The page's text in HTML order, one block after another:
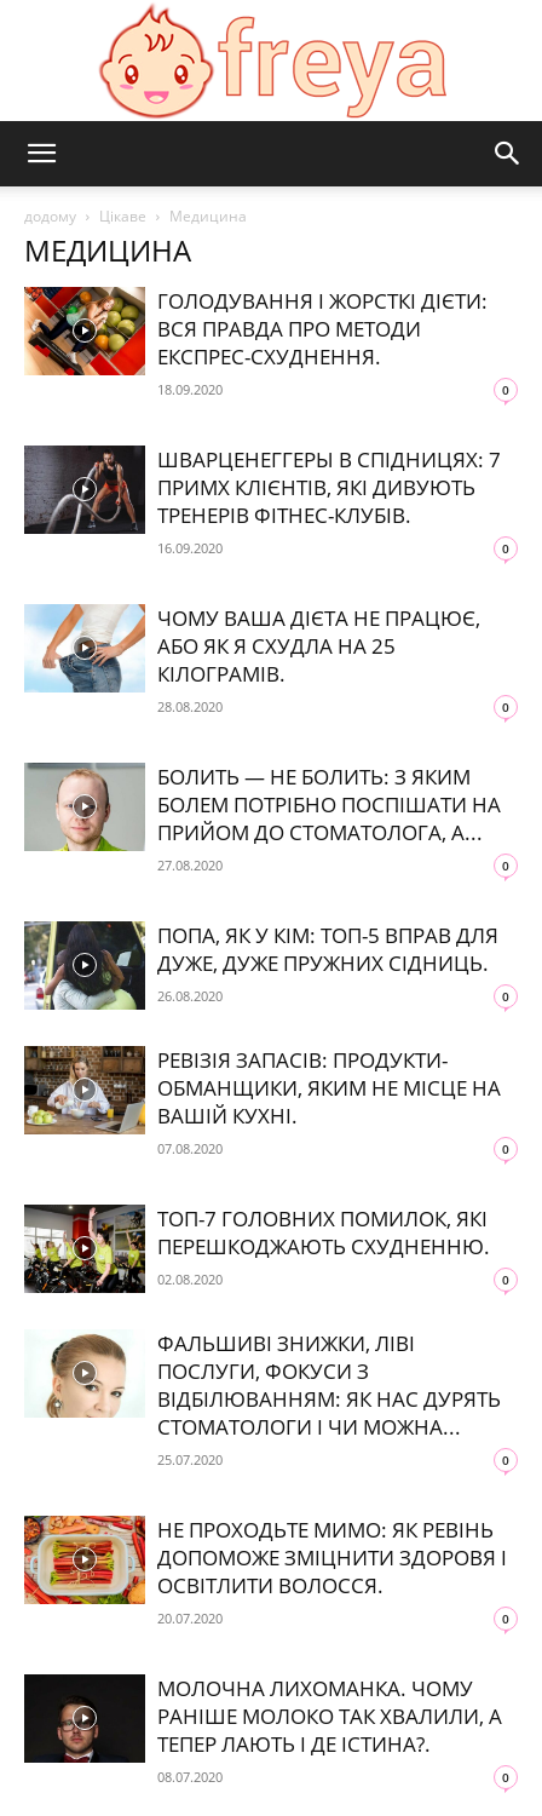
додому Цікаве Медицина
МЕДИЦИНА
ГОЛОДУВАННЯ І ЖОРСТКІ ДІЄТИ:
ВСЯ ПРАВДА ПРО МЕТОДИ
ЕКСПРЕС-СХУДНЕННЯ.
18.09.2020 0
ШВАРЦЕНЕГГЕРЫ В СПІДНИЦЯХ: 7
ПРИМХ КЛІЄНТІВ, ЯКІ ДИВУЮТЬ
ТРЕНЕРІВ ФІТНЕС-КЛУБІВ.
16.09.2020 0
ЧОМУ ВАША ДІЄТА НЕ ПРАЦЮЄ,
АБО ЯК Я СХУДЛА НА 25
КІЛОГРАМІВ.
28.08.2020 0
БОЛИТЬ — НЕ БОЛИТЬ: З ЯКИМ
БОЛЕМ ПОТРІБНО ПОСПІШАТИ НА
ПРИЙОМ ДО СТОМАТОЛОГА, А...
27.08.2020 0
ПОПА, ЯК У КІМ: ТОП-5 ВПРАВ ДЛЯ
ДУЖЕ, ДУЖЕ ПРУЖНИХ СІДНИЦЬ.
26.08.2020 0
РЕВІЗІЯ ЗАПАСІВ: ПРОДУКТИ-
ОБМАНЩИКИ, ЯКИМ НЕ МІСЦЕ НА
ВАШІЙ КУХНІ.
07.08.2020 0
ТОП-7 ГОЛОВНИХ ПОМИЛОК, ЯКІ
ПЕРЕШКОДЖАЮТЬ СХУДНЕННЮ.
02.08.2020 0
ФАЛЬШИВІ ЗНИЖКИ, ЛІВІ
ПОСЛУГИ, ФОКУСИ З
ВІДБІЛЮВАННЯМ: ЯК НАС ДУРЯТЬ
СТОМАТОЛОГИ І ЧИ МОЖНА...
25.07.2020 0
НЕ ПРОХОДЬТЕ МИМО: ЯК РЕВІНЬ
ДОПОМОЖЕ ЗМІЦНИТИ ЗДОРОВЯ І
ОСВІТЛИТИ ВОЛОССЯ.
20.07.2020 0
МОЛОЧНА ЛИХОМАНКА. ЧОМУ
РАНІШЕ МОЛОКО ТАК ХВАЛИЛИ, А
ТЕПЕР ЛАЮТЬ І ДЕ ІСТИНА?.
08.07.2020 0